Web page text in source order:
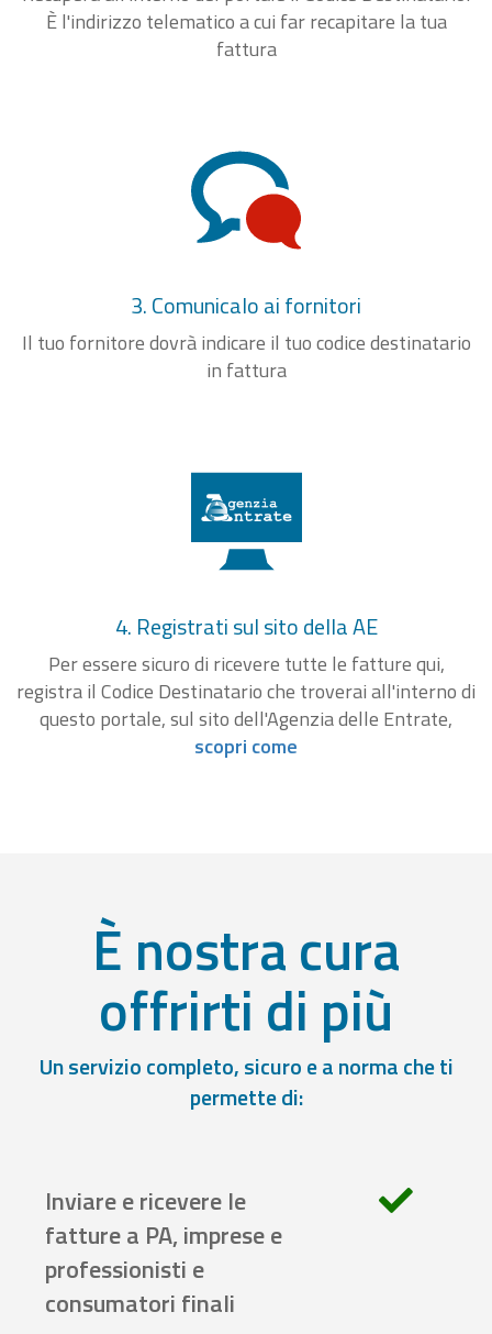
È l'indirizzo telematico a cui far recapitare la tua
fattura
3. Comunicalo ai fornitori
Il tuo fornitore dovrà indicare il tuo codice destinatario
in fattura
4. Registrati sul sito della AE
Per essere sicuro di ricevere tutte le fatture qui,
registra il Codice Destinatario che troverai all'interno di
questo portale, sul sito dell'Agenzia delle Entrate,
scopri come
È nostra cura
offrirti di più
Un servizio completo, sicuro e a norma che ti
permette di:
Inviare e ricevere le
fatture a PA, imprese e
professionisti e
consumatori finali